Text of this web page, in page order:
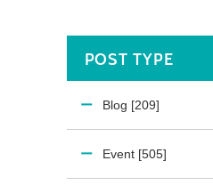
POST TYPE
Blog [209]
Event [505]